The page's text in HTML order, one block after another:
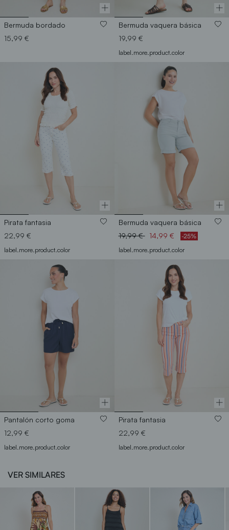
Bermuda bordado
15,99 €
Bermuda vaquera básica
19,99 €
label.more.product.color
Pirata fantasia
22,99 €
label.more.product.color
Bermuda vaquera básica
Price reduced from
19,99 €to14,99 €
-25%
label.more.product.color
Pantalón corto goma
12,99 €
label.more.product.color
Pirata fantasia
22,99 €
label.more.product.color
VER SIMILARES